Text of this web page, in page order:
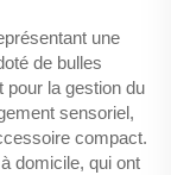
une
de bulles
pour la gestion du
sensoriel,
compact.
domicile, qui ont